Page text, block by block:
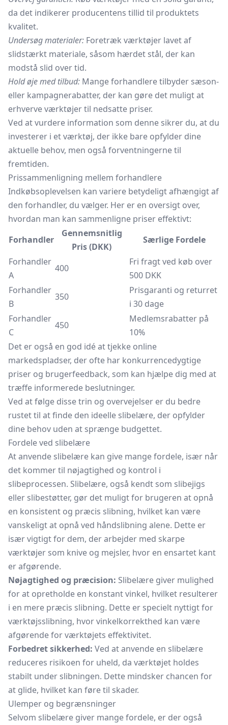
da det indikerer producentens tillid til produktets
kvalitet.
Undersøg materialer: Foretræk værktøjer lavet af
slidstærkt materiale, såsom hærdet stål, der kan
modstå slid over tid.
Hold øje med tilbud: Mange forhandlere tilbyder sæson-
eller kampagnerabatter, der kan gøre det muligt at
erhverve værktøjer til nedsatte priser.
Ved at vurdere information som denne sikrer du, at du
investerer i et værktøj, der ikke bare opfylder dine
aktuelle behov, men også forventningerne til
fremtiden.
Prissammenligning mellem forhandlere
Indkøbsoplevelsen kan variere betydeligt afhængigt af
den forhandler, du vælger. Her er en oversigt over,
hvordan man kan sammenligne priser effektivt:
Forhandler
Gennemsnitlig
Pris (DKK)
Særlige Fordele
Forhandler
A
400
Fri fragt ved køb over
500 DKK
Forhandler
B
350
Prisgaranti og returret
i 30 dage
Forhandler
C
450
Medlemsrabatter på
10%
Det er også en god idé at tjekke online
markedspladser, der ofte har konkurrencedygtige
priser og brugerfeedback, som kan hjælpe dig med at
træffe informerede beslutninger.
Ved at følge disse trin og overvejelser er du bedre
rustet til at finde den ideelle slibelære, der opfylder
dine behov uden at sprænge budgettet.
Fordele ved slibelære
At anvende slibelære kan give mange fordele, især når
det kommer til nøjagtighed og kontrol i
slibeprocessen. Slibelære, også kendt som slibejigs
eller slibestøtter, gør det muligt for brugeren at opnå
en konsistent og præcis slibning, hvilket kan være
vanskeligt at opnå ved håndslibning alene. Dette er
især vigtigt for dem, der arbejder med skarpe
værktøjer som knive og mejsler, hvor en ensartet kant
er afgørende.
Nøjagtighed og præcision: Slibelære giver mulighed
for at opretholde en konstant vinkel, hvilket resulterer
i en mere præcis slibning. Dette er specielt nyttigt for
værktøjsslibning, hvor vinkelkorrekthed kan være
afgørende for værktøjets effektivitet.
Forbedret sikkerhed: Ved at anvende en slibelære
reduceres risikoen for uheld, da værktøjet holdes
stabilt under slibningen. Dette mindsker chancen for
at glide, hvilket kan føre til skader.
Ulemper og begrænsninger
Selvom slibelære giver mange fordele, er der også